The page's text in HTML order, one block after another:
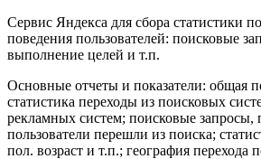
Сервис Яндекса для сбора статистики
поведения пользователей: поисковые
выполнение целей и т.п.
Основные отчеты и показатели: общая
статистика переходы из поисковых
рекламных систем; поисковые запросы,
пользователи перешли из поиска;
пол. возраст и т.п.; география перехода